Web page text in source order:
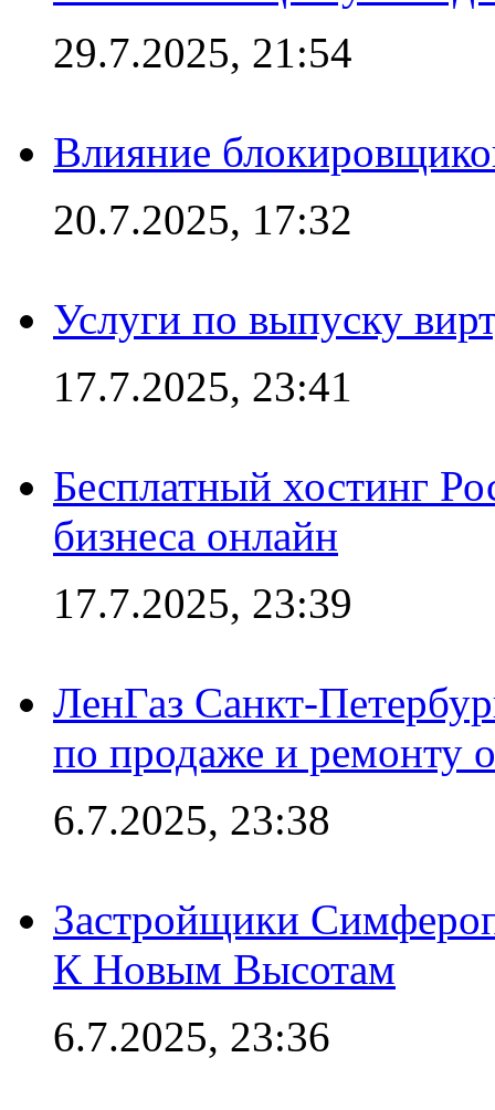
29.7.2025, 21:54
Влияние
20.7.2025, 17:32
Услуги по выпуску
17.7.2025, 23:41
Бесплатный хостинг
бизнеса онлайн
17.7.2025, 23:39
ЛенГаз Санкт-
по продаже и ремонту
6.7.2025, 23:38
Застройщики
К Новым Высотам
6.7.2025, 23:36